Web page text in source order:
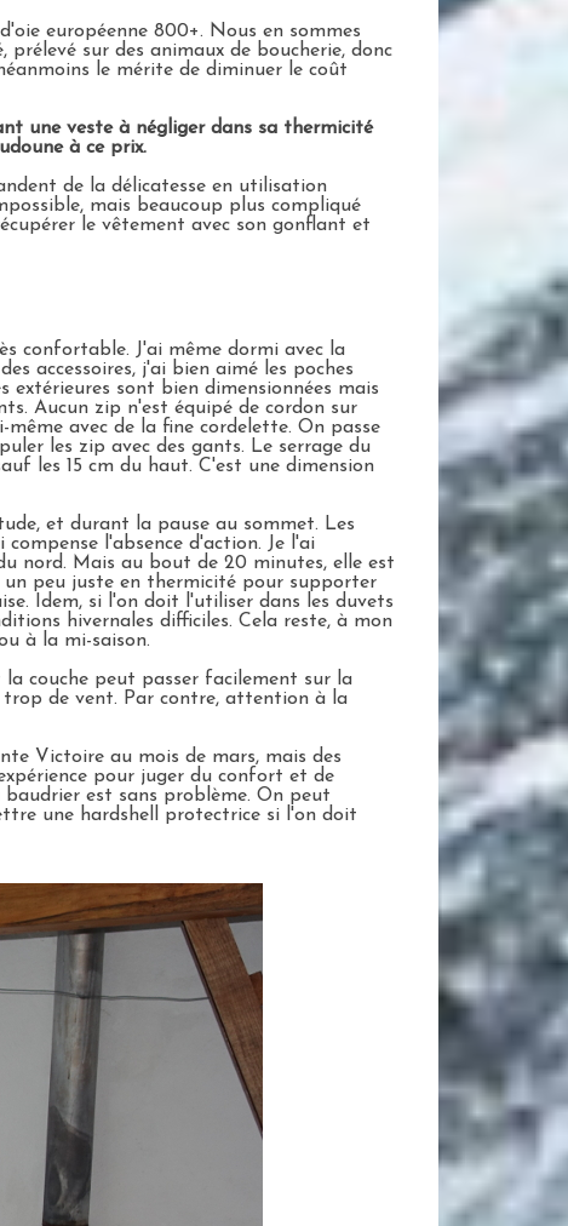
européenne 800+. Nous en sommes
sur des animaux de boucherie, donc
le mérite de diminuer le coût
une veste à négliger dans sa thermicité
à ce prix.
de la délicatesse en utilisation
mais beaucoup plus compliqué
le vêtement avec son gonflant et
confortable. J'ai même dormi avec la
accessoires, j'ai bien aimé les poches
extérieures sont bien dimensionnées mais
Aucun zip n'est équipé de cordon sur
avec de la fine cordelette. On passe
les zip avec des gants. Le serrage du
les 15 cm du haut. C'est une dimension
et durant la pause au sommet. Les
l'absence d'action. Je l'ai
nord. Mais au bout de 20 minutes, elle est
un peu juste en thermicité pour supporter
Idem, si l'on doit l'utiliser dans les duvets
hivernales difficiles. Cela reste, à mon
à la mi-saison.
couche peut passer facilement sur la
trop de vent. Par contre, attention à la
Victoire au mois de mars, mais des
pour juger du confort et de
baudrier est sans problème. On peut
une hardshell protectrice si l'on doit